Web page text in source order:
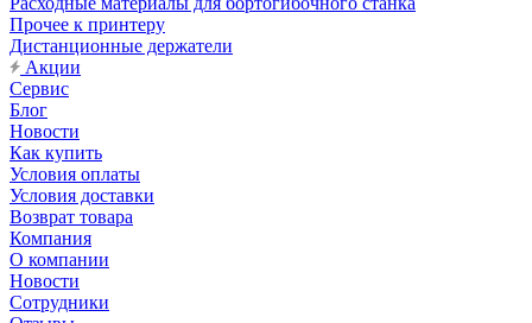
Прочее к принтеру
Дистанционные держатели
Акции
Сервис
Блог
Новости
Как купить
Условия оплаты
Условия доставки
Возврат товара
Компания
О компании
Новости
Сотрудники